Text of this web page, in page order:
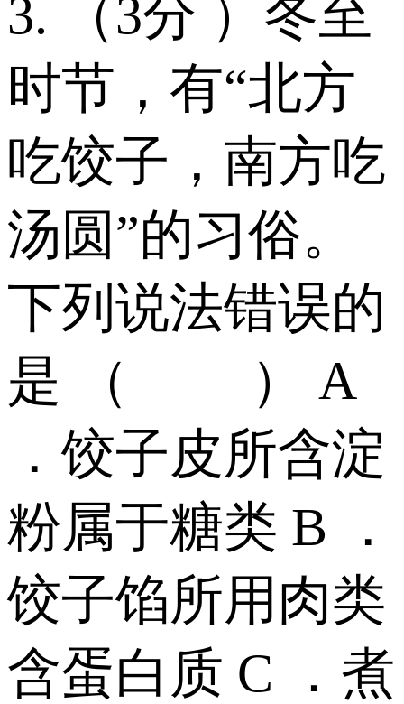
3. （3分 ）冬至
时节，有“北方
吃饺子，南方吃
汤圆”的习俗。
下列说法错误的
是 （ ） A
．饺子皮所含淀
粉属于糖类 B ．
饺子馅所用肉类
含蛋白质 C ．煮